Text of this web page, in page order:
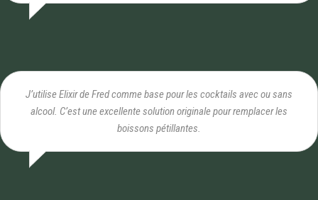
J’utilise Elixir de Fred comme base pour les cocktails avec ou sans
alcool. C’est une excellente solution originale pour remplacer les
boissons pétillantes.